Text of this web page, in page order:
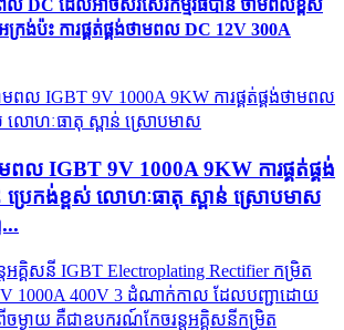
ពល DC ដែលអាចសរសេរកម្មវិធីបាន ថាមពលខ្ពស់
រង់ប៉ះ ការផ្គត់ផ្គង់ថាមពល DC 12V 300A
ាមពល IGBT 9V 1000A 9KW ការផ្គត់ផ្គង់
រេកង់ខ្ពស់ លោហៈធាតុ ស្ពាន់ ស្រោបមាស
អគ្គិសនី IGBT Electroplating Rectifier កម្រិត​
1000A 400V 3 ដំណាក់កាល ដែល​បញ្ជា​ដោយ​
ម្ងាយ គឺជា​ឧបករណ៍​កែ​ចរន្តអគ្គិសនី​កម្រិត​